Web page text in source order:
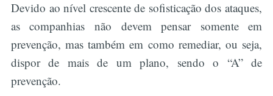
Devido ao nível crescente de sofisticação dos ataques,
as companhias não devem pensar somente em
prevenção, mas também em como remediar, ou seja,
dispor de mais de um plano, sendo o “A” de
prevenção.